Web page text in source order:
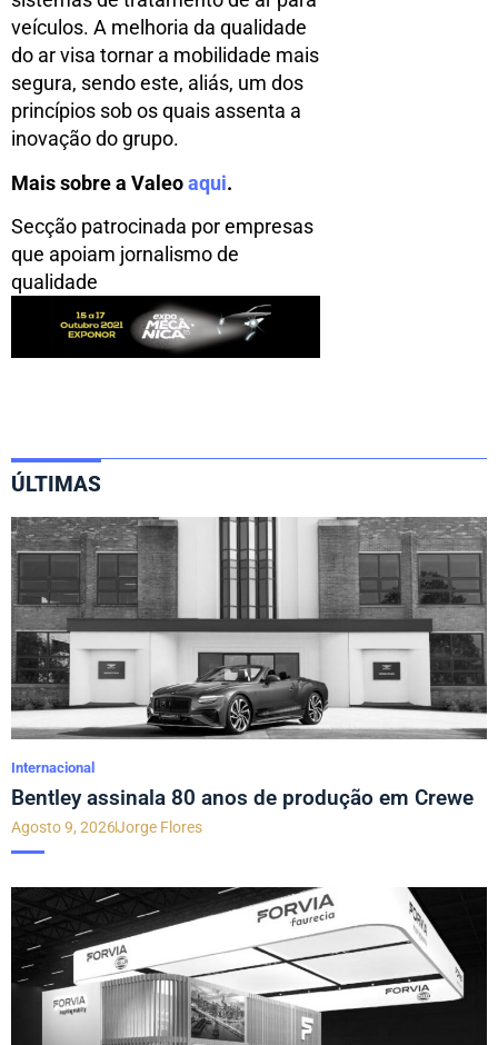
veículos. A melhoria da qualidade
do ar visa tornar a mobilidade mais
segura, sendo este, aliás, um dos
princípios sob os quais assenta a
inovação do grupo.
Mais sobre a Valeoaqui.
Secção patrocinada por empresas
que apoiam jornalismo de
qualidade
ÚLTIMAS
Internacional
Bentley assinala 80 anos de produção em Crewe
Agosto 9, 2026Jorge Flores